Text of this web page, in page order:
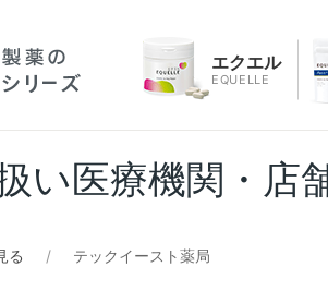
エクエル
EQUELLE
い医療機関・店
る テックイースト薬局